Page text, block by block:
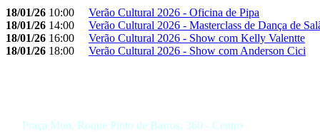
18/01/26 10:00
Verão Cultural 2026 - Oficina de Pipa
18/01/26 14:00
Verão Cultural 2026 - Masterclass de Dança de
18/01/26 16:00
Verão Cultural 2026 - Show com Kelly Valentte
18/01/26 18:00 Verão Cultural 2026 - Show com Anderson Cici
Praça Mon. Roque Pinto de Barros, 360 - Centro